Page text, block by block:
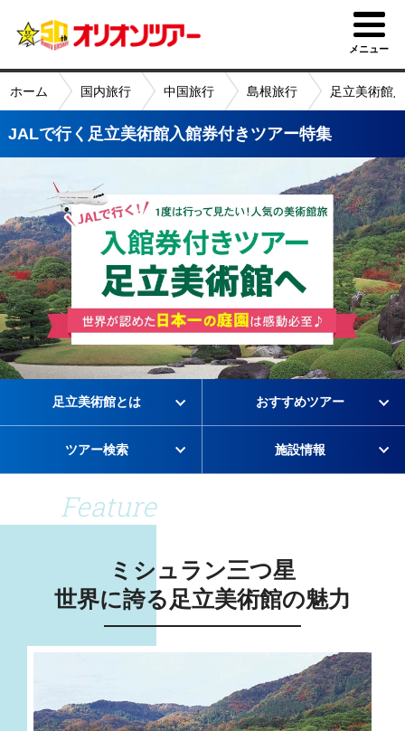
メニュー
ホーム 国内旅行 中国旅行 島根旅行 足立美術館
JALで行く足立美術館入館券付きツアー特集
足立美術館とは おすすめツアー
ツアー検索 施設情報
Feature
ミシュラン三つ星
世界に誇る足立美術館の魅力